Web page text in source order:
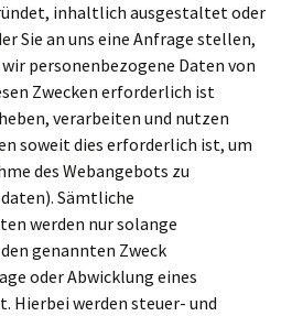
inhaltlich ausgestaltet oder
Sie an uns eine Anfrage stellen,
personenbezogene Daten von
Zwecken erforderlich ist
verarbeiten und nutzen
soweit dies erforderlich ist, um
des Webangebots zu
Sämtliche
werden nur solange
genannten Zweck
oder Abwicklung eines
Hierbei werden steuer- und